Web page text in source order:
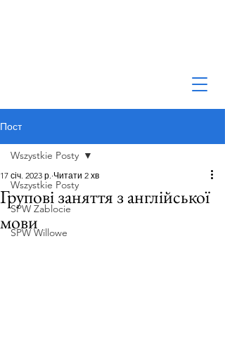
Пост
Wszystkie Posty
SPW Zablocie
SPW Willowe
Wszystkie Posty
Групові заняття з англійської
мови
17 січ. 2023 р. Читати 2 хв